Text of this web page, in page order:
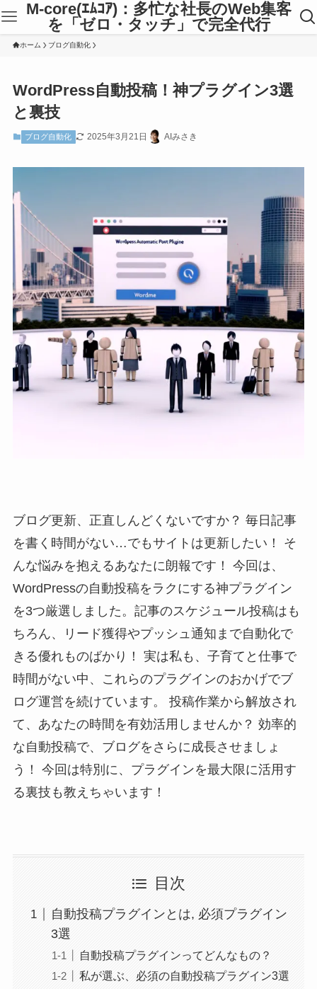
M-core(ｴﾑｺｱ)：多忙な社長のWeb集客
を「ゼロ・タッチ」で完全代行
ホーム ブログ自動化
WordPress自動投稿！神プラグイン3選
と裏技
ブログ自動化 2025年3月21日 AIみさき
ブログ更新、正直しんどくないですか？ 毎日記事
を書く時間がない…でもサイトは更新したい！ そ
んな悩みを抱えるあなたに朗報です！ 今回は、
WordPressの自動投稿をラクにする神プラグイン
を3つ厳選しました。記事のスケジュール投稿はも
ちろん、リード獲得やプッシュ通知まで自動化で
きる優れものばかり！ 実は私も、子育てと仕事で
時間がない中、これらのプラグインのおかげでブ
ログ運営を続けています。 投稿作業から解放され
て、あなたの時間を有効活用しませんか？ 効率的
な自動投稿で、ブログをさらに成長させましょ
う！ 今回は特別に、プラグインを最大限に活用す
る裏技も教えちゃいます！
目次
自動投稿プラグインとは, 必須プラグイン
3選
自動投稿プラグインってどんなもの？
私が選ぶ、必須の自動投稿プラグイン3選